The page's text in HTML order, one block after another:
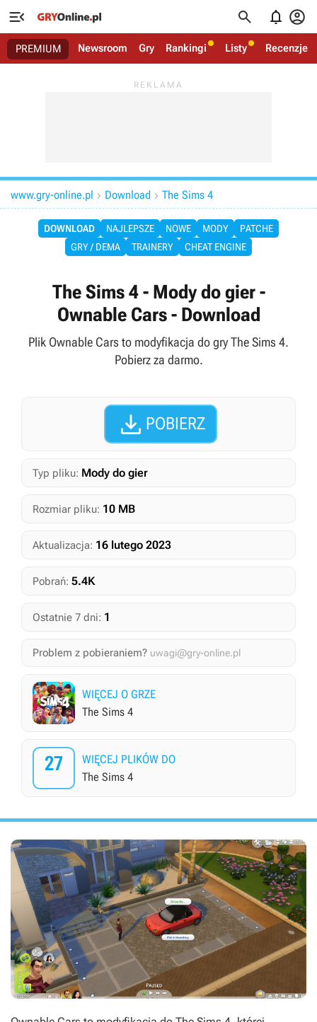
   
PREMIUM Newsroom Gry Rankingi Listy Recenzje
www.gry-online.pl  Download  The Sims 4
DOWNLOAD NAJLEPSZE NOWE MODY
PATCHE
GRY / DEMA
TRAINERY CHEAT ENGINE
The Sims 4 - Mody do gier -
Ownable Cars - Download
Plik Ownable Cars to modyfikacja do gry The Sims 4.
Pobierz za darmo.
 POBIERZ
Typ pliku: Mody do gier
Rozmiar pliku: 10 MB
Aktualizacja: 16 lutego 2023
Pobrań: 5.4K
Ostatnie 7 dni: 1
Problem z pobieraniem? uwagi@gry-online.pl
WIĘCEJ O GRZE
The Sims 4
27
WIĘCEJ PLIKÓW DO
The Sims 4